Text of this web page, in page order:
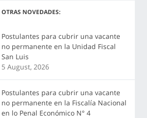
OTRAS NOVEDADES:
Postulantes para cubrir una vacante
no permanente en la Unidad Fiscal
San Luis
5 August, 2026
Postulantes para cubrir una vacante
no permanente en la Fiscalía Nacional
en lo Penal Económico N° 4